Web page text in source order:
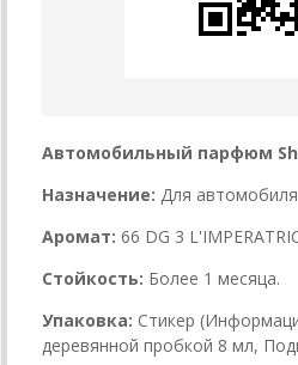
Автомобильный парфюм
Назначение: Для автомобиля
Аромат: 66 DG 3
Стойкость: Более 1 месяца.
Упаковка: Стикер
деревянной пробкой 8 мл,